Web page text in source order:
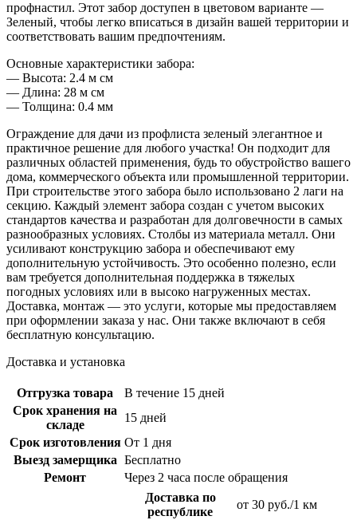
профнастил. Этот забор доступен в цветовом варианте —
Зеленый, чтобы легко вписаться в дизайн вашей территории и
соответствовать вашим предпочтениям.
Основные характеристики забора:
— Высота: 2.4 м см
— Длина: 28 м см
— Толщина: 0.4 мм
Ограждение для дачи из профлиста зеленый элегантное и
практичное решение для любого участка! Он подходит для
различных областей применения, будь то обустройство вашего
дома, коммерческого объекта или промышленной территории.
При строительстве этого забора было использовано 2 лаги на
секцию. Каждый элемент забора создан с учетом высоких
стандартов качества и разработан для долговечности в самых
разнообразных условиях. Столбы из материала металл. Они
усиливают конструкцию забора и обеспечивают ему
дополнительную устойчивость. Это особенно полезно, если
вам требуется дополнительная поддержка в тяжелых
погодных условиях или в высоко нагруженных местах.
Доставка, монтаж — это услуги, которые мы предоставляем
при оформлении заказа у нас. Они также включают в себя
бесплатную консультацию.
Доставка и установка
Отгрузка товара
В течение 15 дней
Срок хранения на
складе
15 дней
Срок изготовления От 1 дня
Выезд замерщика Бесплатно
Ремонт
Через 2 часа после обращения
Доставка по
республике
от 30 руб./1 км